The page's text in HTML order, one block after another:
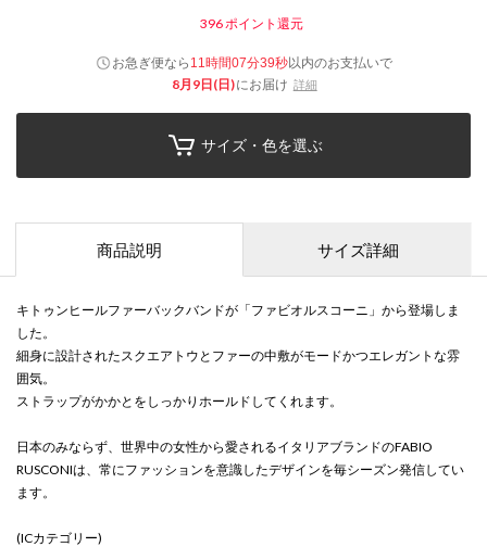
396 ポイント還元
お急ぎ便なら 11時間07分38秒以内のお支払いで
8月9日(日)にお届け 詳細
サイズ・色を選ぶ
商品説明 サイズ詳細
キトゥンヒールファーバックバンドが「ファビオルスコーニ」から登場しま
した。
細身に設計されたスクエアトウとファーの中敷がモードかつエレガントな雰
囲気。
ストラップがかかとをしっかりホールドしてくれます。
日本のみならず、世界中の女性から愛されるイタリアブランドのFABIO
RUSCONIは、常にファッションを意識したデザインを毎シーズン発信してい
ます。
(ICカテゴリー)